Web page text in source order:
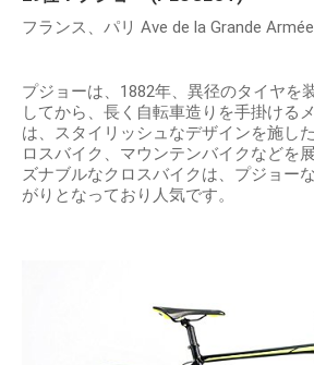
フランス、パリ Ave de la Grande Armée
プジョーは、1882年、異径のタイヤを
してから、長く自転車造りを手掛ける
は、スタイリッシュなデザインを施し
ロスバイク、マウンテンバイクなどを
ズナブルなクロスバイクは、プジョー
がりとなっており人気です。